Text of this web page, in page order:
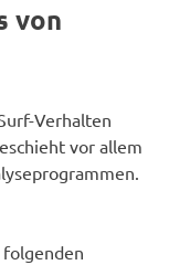
von
Verhalten
vor allem